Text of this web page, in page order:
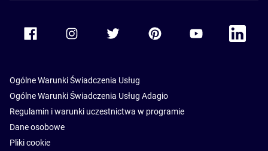
Accor Youtube
Accor
Ogólne Warunki Świadczenia Usług
Ogólne Warunki Świadczenia Usług Adagio
Regulamin i warunki uczestnictwa w programie
Dane osobowe
Pliki cookie